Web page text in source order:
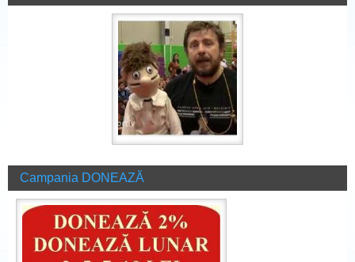
Campania DONEAZĂ